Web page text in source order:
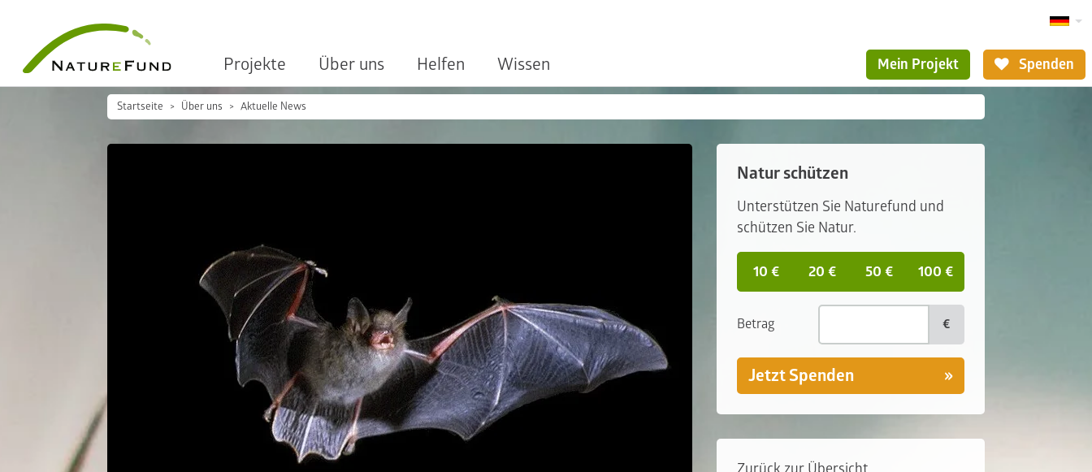
Projekte Über uns Helfen Wissen Mein Projekt Spenden
Startseite Über uns Aktuelle News
Natur schützen
Unterstützen Sie Naturefund und
schützen Sie Natur.
10 € 20 € 50 € 100 €
Betrag €
Jetzt Spenden